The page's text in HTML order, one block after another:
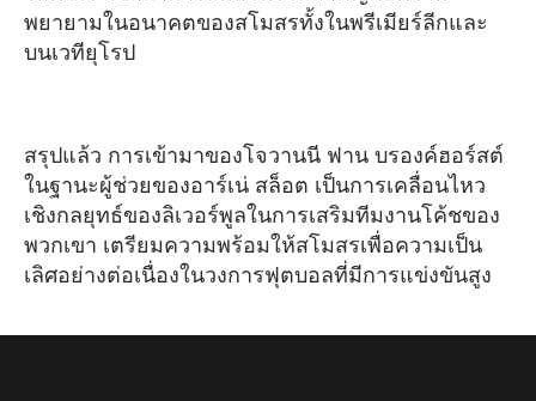
พยายามในอนาคตของสโมสรทั้งในพรีเมียร์ลีกและ
บนเวทียุโรป
สรุปแล้ว การเข้ามาของโจวานนี ฟาน บรองค์ฮอร์สต์
ในฐานะผู้ช่วยของอาร์เน่ สล็อต เป็นการเคลื่อนไหว
เชิงกลยุทธ์ของลิเวอร์พูลในการเสริมทีมงานโค้ชของ
พวกเขา เตรียมความพร้อมให้สโมสรเพื่อความเป็น
เลิศอย่างต่อเนื่องในวงการฟุตบอลที่มีการแข่งขันสูง